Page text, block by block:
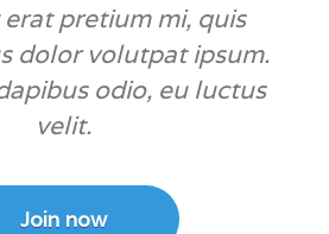
erat pretium mi, quis
dolor volutpat ipsum.
odio, eu luctus
velit.
Join now